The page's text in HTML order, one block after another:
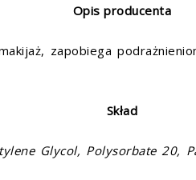
Opis producenta
zapobiega
Skład
Glycol, Polysorbate 20,